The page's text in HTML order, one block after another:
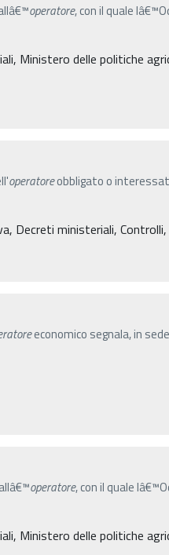
operatore, con il quale
Ministero delle politiche
operatoreobbligato o
Decreti ministeriali,
economico segnala, in
operatore, con il quale
Ministero delle politiche